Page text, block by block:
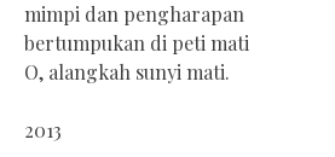
mimpi dan pengharapan
bertumpukan di peti mati
O, alangkah sunyi mati.
2013